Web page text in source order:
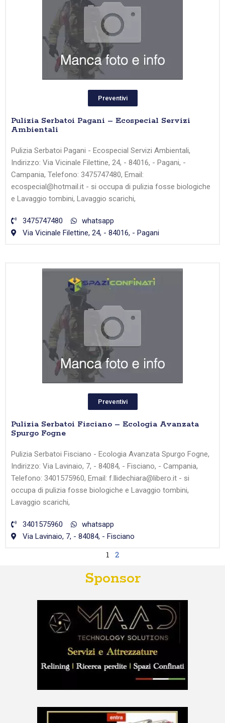
Preventivi
Pulizia Serbatoi Pagani – Ecospecial Servizi
Ambientali
Pulizia Serbatoi Pagani - Ecospecial Servizi Ambientali,
Indirizzo: Via Vicinale Filettine, 24, - 84016, - Pagani, -
Campania, Telefono: 3475747480, Email:
ecospecial@hotmail.it - si occupa di pulizia fosse biologiche
e Lavaggio tombini, Lavaggio scarichi,
3475747480
whatsapp
Via Vicinale Filettine, 24, - 84016, - Pagani
Preventivi
Pulizia Serbatoi Fisciano – Ecologia Avanzata
Spurgo Fogne
Pulizia Serbatoi Fisciano - Ecologia Avanzata Spurgo Fogne,
Indirizzo: Via Lavinaio, 7, - 84084, - Fisciano, - Campania,
Telefono: 3401575960, Email: f.llidechiara@libero.it - si
occupa di pulizia fosse biologiche e Lavaggio tombini,
Lavaggio scarichi,
3401575960
whatsapp
Via Lavinaio, 7, - 84084, - Fisciano
1 2
Sponsor